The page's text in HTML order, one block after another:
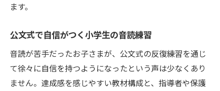
ます。
公文式で自信がつく小学生の音読練習
音読が苦手だったお子さまが、公文式の反復練習を通じ
て徐々に自信を持つようになったという声は少なくあり
ません。達成感を感じやすい教材構成と、指導者や保護